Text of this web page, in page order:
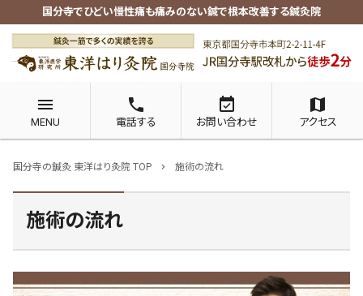
国分寺でひどい慢性痛も痛みのない鍼で根本改善する鍼灸院
menu
MENU
phone
電話する
event_available
お問い合わせ
map
アクセス
国分寺の鍼灸 東洋はり灸院 TOP chevron_right 施術の流れ
施術の流れ